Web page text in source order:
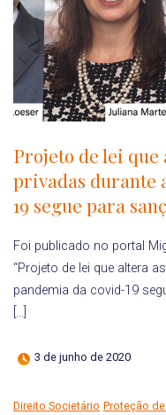
Projeto de lei que
privadas durante
19 segue para
Foi publicado no portal
“Projeto de lei que altera
pandemia da covid-19
[…]
3 de junho de 2020
Direito Societário Proteção